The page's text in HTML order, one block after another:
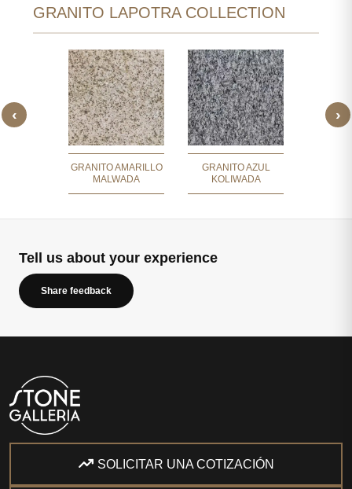
GRANITO LAPOTRA COLLECTION
‹
GRANITO AMARILLO
MALWADA
GRANITO AZUL
KOLIWADA
›
Tell us about your experience
Share feedback
SOLICITAR UNA COTIZACIÓN